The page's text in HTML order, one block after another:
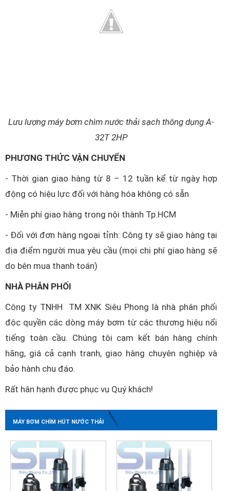
Lưu lượng máy bơm chìm nước thải sạch thông dụng A-
32T 2HP
PHƯƠNG THỨC VẬN CHUYỂN
- Thời gian giao hàng từ 8 – 12 tuần kể từ ngày hợp
động có hiệu lực đối với hàng hóa không có sẵn
- Miễn phí giao hàng trong nội thành Tp.HCM
- Đối với đơn hàng ngoại tỉnh: Công ty sẽ giao hàng tại
địa điểm người mua yêu cầu (mọi chi phí giao hàng sẽ
do bên mua thanh toán)
NHÀ PHÂN PHỐI
Công ty TNHH TM XNK Siêu Phong là nhà phân phối
độc quyền các dòng máy bơm từ các thương hiệu nổi
tiếng toàn cầu. Chúng tôi cam kết bán hàng chính
hãng, giá cả cạnh tranh, giao hàng chuyên nghiệp và
bảo hành chu đáo.
Rất hân hạnh được phục vụ Quý khách!
MÁY BƠM CHÌM HÚT NƯỚC THẢI